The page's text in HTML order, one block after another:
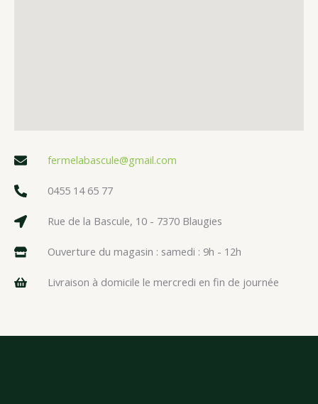
fermelabascule@gmail.com
0455 14 65 77
Rue de la Bascule, 10 - 7370 Blaugies
Ouverture du magasin : samedi : 9h - 12h
Livraison à domicile le mercredi en fin de journée